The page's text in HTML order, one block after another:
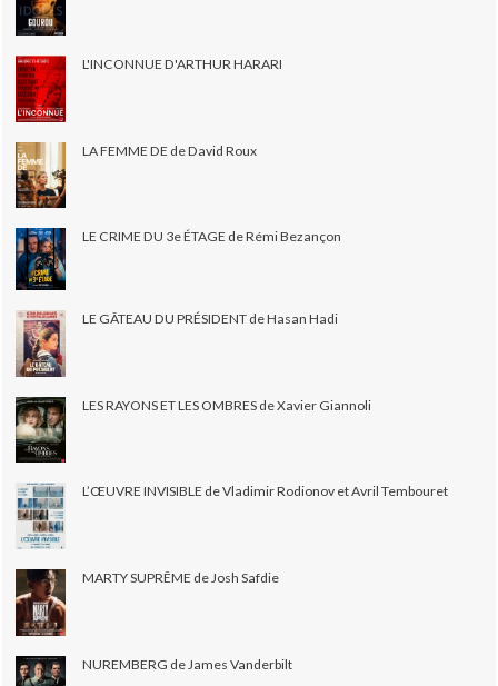
L'INCONNUE D'ARTHUR HARARI
LA FEMME DE de David Roux
LE CRIME DU 3e ÉTAGE de Rémi Bezançon
LE GÂTEAU DU PRÉSIDENT de Hasan Hadi
LES RAYONS ET LES OMBRES de Xavier Giannoli
L’ŒUVRE INVISIBLE de Vladimir Rodionov et Avril Tembouret
MARTY SUPRÊME de Josh Safdie
NUREMBERG de James Vanderbilt